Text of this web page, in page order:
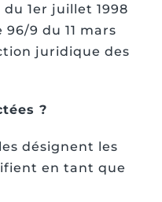
1er juillet 1998
9 du 11 mars
juridique des
?
désignent les
en tant que